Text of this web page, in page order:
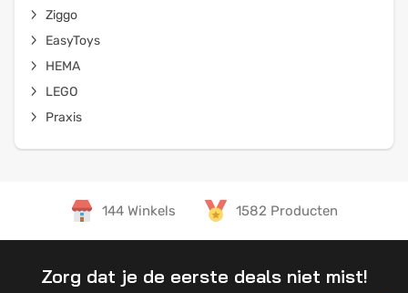
Ziggo
EasyToys
HEMA
LEGO
Praxis
144 Winkels 1582 Producten
Zorg dat je de eerste deals niet mist!